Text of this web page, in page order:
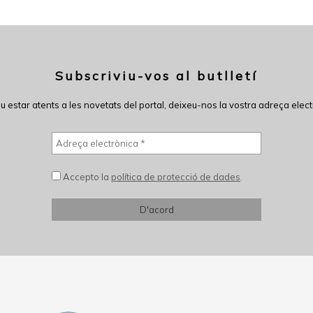
Subscriviu-vos al butlletí
estar atents a les novetats del portal, deixeu-nos la vostra adreça
Accepto la política de protecció de dades